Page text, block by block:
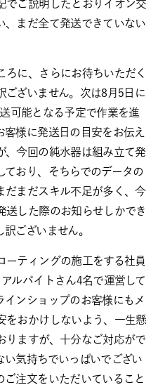
でご説明したとおりイオン交
、まだ全て発送できていない
ろに、さらにお待ちいただく
ございません。次は8月5日に
可能となる予定で作業を進
様に発送日の目安をお伝え
、今回の純水器は組み立て発
おり、そちらでのデータの
だまだスキル不足が多く、今
送した際のお知らせしかでき
ございません。
ーティングの施工をする社員
ルバイトさん4名で運営して
インショップのお客様にもメ
をおかけしないよう、一生懸
りますが、十分なご対応がで
気持ちでいっぱいでござい
ご注文をいただいていること